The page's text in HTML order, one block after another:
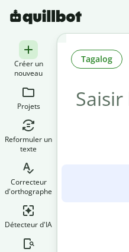
Créer un
nouveau
Projets
Reformuler un
texte
Correcteur
d'orthographe
Détecteur d'IA
Tagalog